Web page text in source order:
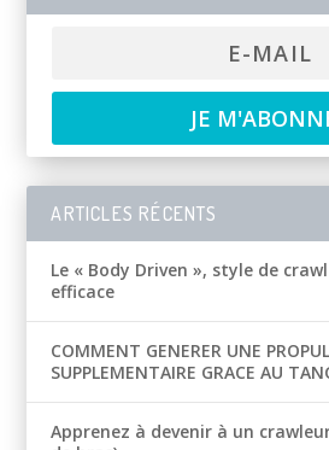
ARTICLES RÉCENTS
Le « Body Driven », style de
efficace
COMMENT GENERER UNE
SUPPLEMENTAIRE GRACE AU
Apprenez à devenir à un